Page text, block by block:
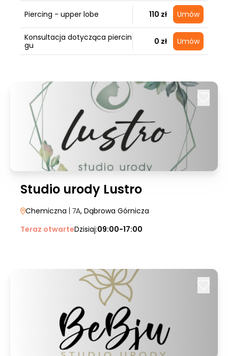
Piercing - upper lobe 110 zł Umów
Konsultacja dotycząca piercin
gu
0 zł Umów
Studio urody Lustro
Chemiczna | 7A, Dąbrowa Górnicza
Teraz otwarteDzisiaj:09:00-17:00